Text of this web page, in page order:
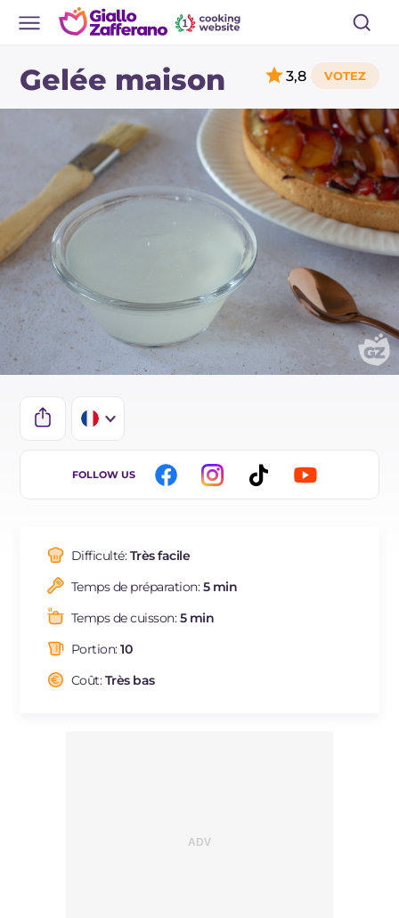
Gelée maison 3,8
IT
ES
BR
NL
FOLLOW US
Difficulté:Très facile
Temps de préparation:5 min
Temps de cuisson:5 min
Portion:10
Coût:Très bas